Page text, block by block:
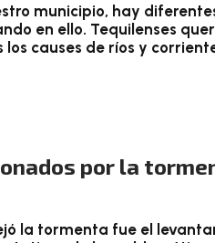
municipio, hay
en ello. Tequilenses
causes de ríos y
por la
la tormenta fue el